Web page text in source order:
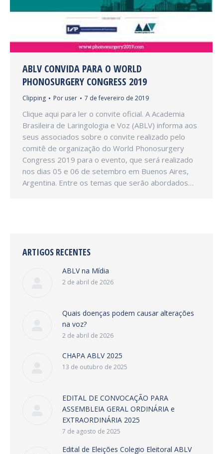
ABLV CONVIDA PARA O WORLD
PHONOSURGERY CONGRESS 2019
Clipping Por user 7 de fevereiro de 2019
Clique aqui para ler o convite oficial. A Academia
Brasileira de Laringologia e Voz (ABLV) informa aos
seus associados sobre o convite realizado pelo
comitê de organização do World Phonosurgery
Congress 2019 para o evento, que será realizado
nos dias 05 e 06 de setembro em Buenos Aires,
Argentina. Entre os temas que serão abordados…
ARTIGOS RECENTES
ABLV na Mídia
2 de abril de 2026
Quais doenças podem causar alterações
na voz?
2 de abril de 2026
CHAPA ABLV 2025
13 de outubro de 2025
EDITAL DE CONVOCAÇÃO PARA
ASSEMBLEIA GERAL ORDINÁRIA e
EXTRAORDINÁRIA 2025
7 de agosto de 2025
Edital de Eleições Colegio Eleitoral ABLV